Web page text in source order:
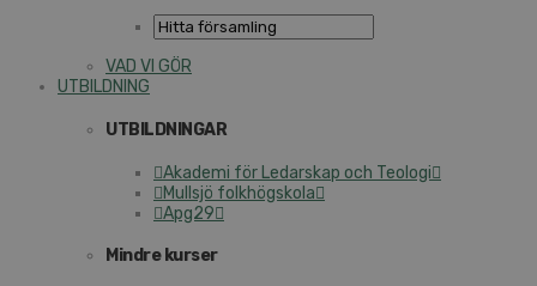
VAD VI GÖR
UTBILDNING
UTBILDNINGAR
Akademi för Ledarskap och Teologi
Mullsjö folkhögskola
Apg29
Mindre kurser